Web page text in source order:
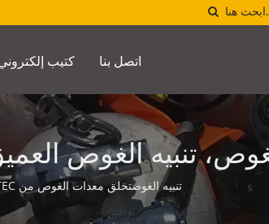
كتيب اتصل بنا
تنبيه الغوصتخلق معدات الغوص من AQUATEC القوة لمساعدة الناس على مواجهة والتواصل مع المحيط.